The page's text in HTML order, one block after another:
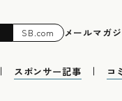
SB.com メールマガ
スポンサー記事 コ